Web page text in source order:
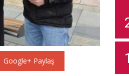
Google+ Paylaş